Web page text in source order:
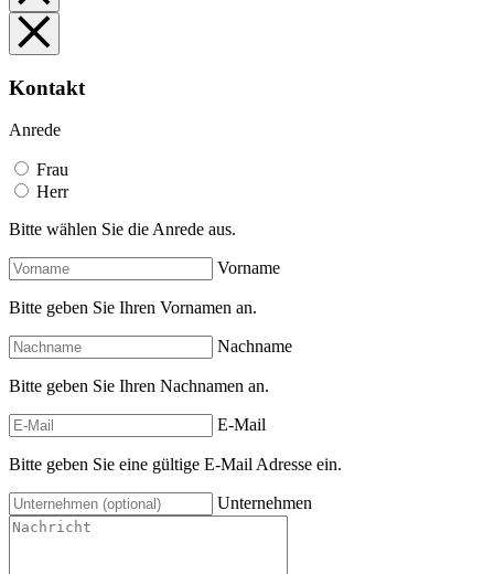
Kontakt
Anrede
Frau
Herr
Bitte wählen Sie die Anrede aus.
Vorname
Bitte geben Sie Ihren Vornamen an.
Nachname
Bitte geben Sie Ihren Nachnamen an.
E-Mail
Bitte geben Sie eine gültige E-Mail Adresse ein.
Unternehmen